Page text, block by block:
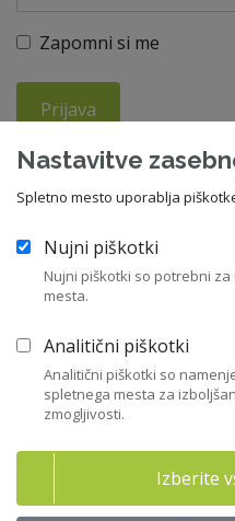
Zapomni si me
Prijava
Ste pozabili geslo?
V kolikor še niste član ZNS,
izkoristite vse ugodnosti
Združenje
Nastavitve
Spletno mesto uporablja
Nujni piškotki
Nujni piškotki so potrebni
mesta.
Analitični piškotki
Analitični piškotki so
spletnega mesta za
zmogljivosti.
Izberite